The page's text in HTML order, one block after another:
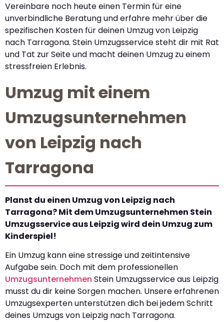
Vereinbare noch heute einen Termin für eine
unverbindliche Beratung und erfahre mehr über die
spezifischen Kosten für deinen Umzug von Leipzig
nach Tarragona. Stein Umzugsservice steht dir mit Rat
und Tat zur Seite und macht deinen Umzug zu einem
stressfreien Erlebnis.
Umzug mit einem
Umzugsunternehmen
von Leipzig nach
Tarragona
Planst du einen Umzug von Leipzig nach
Tarragona? Mit dem Umzugsunternehmen Stein
Umzugsservice aus Leipzig wird dein Umzug zum
Kinderspiel!
Ein Umzug kann eine stressige und zeitintensive
Aufgabe sein. Doch mit dem professionellen
Umzugsunternehmen Stein Umzugsservice aus Leipzig
musst du dir keine Sorgen machen. Unsere erfahrenen
Umzugsexperten unterstützen dich bei jedem Schritt
deines Umzugs von Leipzig nach Tarragona.